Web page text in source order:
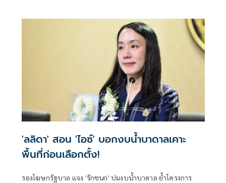
กทม.เป็นสำนักงานที่ดินอิเล็กทรอนิกส์ทั้งระบบ
'ลลิดา' สอน 'ไอซ์' บอกงบน้ำบาดาลเคาะ
พื้นที่ก่อนเลือกตั้ง!
รองโฆษกรัฐบาล แจง 'รักชนก' ปมงบน้ำบาดาล ย้ำโครงการ